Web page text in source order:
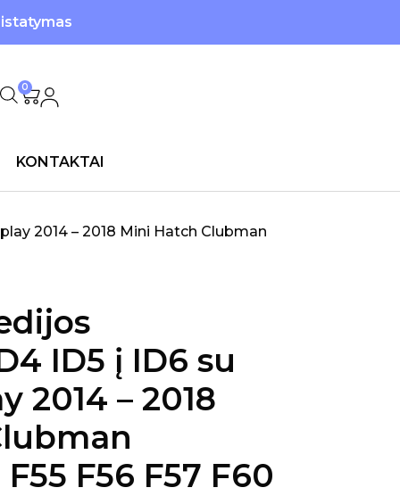
0
KONTAKTAI
2014 – 2018 Mini Hatch Clubman
ID5 į ID6 su
2014 – 2018
F56 F57 F60